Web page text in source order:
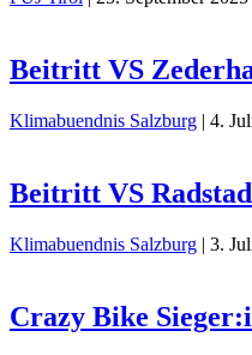
Beitritt VS
Klimabuendnis Salzburg | 4.
Beitritt VS
Klimabuendnis Salzburg | 3.
Crazy Bike